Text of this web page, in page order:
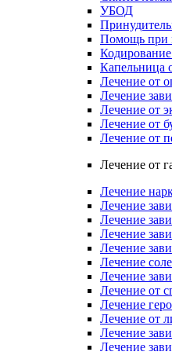
УБОД
Помощь при
Капельница
Лечение от
Лечение
Лечение от
Лечение от
Лечение от
Лечение от
Лечение
Лечение
Лечение
Лечение
Лечение
Лечение
Лечение
Лечение от
Лечение
Лечение от
Лечение
Лечение